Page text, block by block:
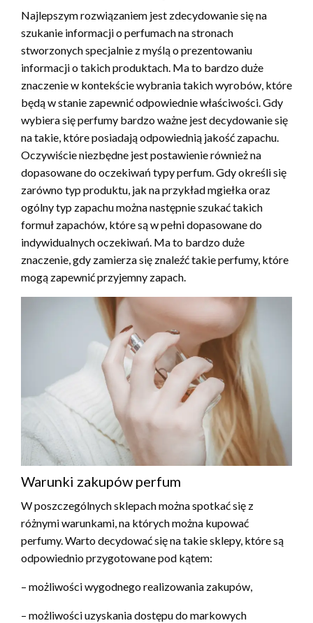
Najlepszym rozwiązaniem jest zdecydowanie się na
szukanie informacji o perfumach na stronach
stworzonych specjalnie z myślą o prezentowaniu
informacji o takich produktach. Ma to bardzo duże
znaczenie w kontekście wybrania takich wyrobów, które
będą w stanie zapewnić odpowiednie właściwości. Gdy
wybiera się perfumy bardzo ważne jest decydowanie się
na takie, które posiadają odpowiednią jakość zapachu.
Oczywiście niezbędne jest postawienie również na
dopasowane do oczekiwań typy perfum. Gdy określi się
zarówno typ produktu, jak na przykład mgiełka oraz
ogólny typ zapachu można następnie szukać takich
formuł zapachów, które są w pełni dopasowane do
indywidualnych oczekiwań. Ma to bardzo duże
znaczenie, gdy zamierza się znaleźć takie perfumy, które
mogą zapewnić przyjemny zapach.
Warunki zakupów perfum
W poszczególnych sklepach można spotkać się z
różnymi warunkami, na których można kupować
perfumy. Warto decydować się na takie sklepy, które są
odpowiednio przygotowane pod kątem:
– możliwości wygodnego realizowania zakupów,
– możliwości uzyskania dostępu do markowych